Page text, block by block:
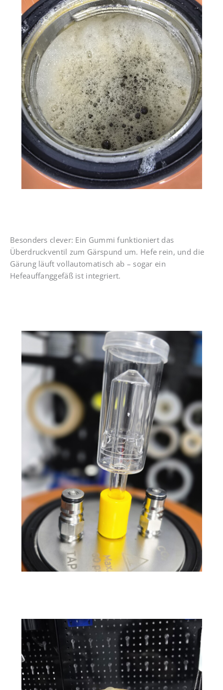
Besonders clever: Ein Gummi funktioniert das
Überdruckventil zum Gärspund um. Hefe rein, und die
Gärung läuft vollautomatisch ab – sogar ein
Hefeauffanggefäß ist integriert.